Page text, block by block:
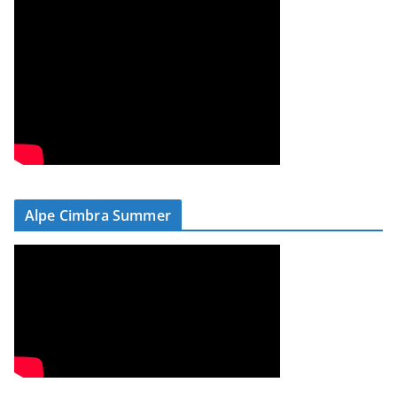
Alpe Cimbra Summer